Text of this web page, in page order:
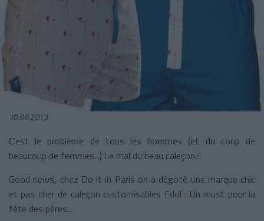
10.06.2013
C'est le problème de tous les hommes (et du coup de
beaucoup de femmes...) Le mal du beau caleçon !
Good news, chez Do it in Paris on a dégoté une marque chic
et pas cher de caleçon customisables Edol . Un must pour la
fête des pères...